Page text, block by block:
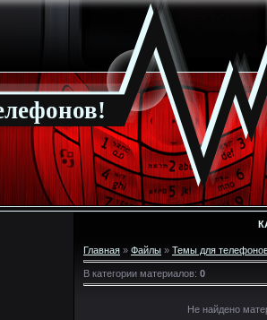
Главная » Файлы » Темы для
В категории материалов: 0
Не найдено